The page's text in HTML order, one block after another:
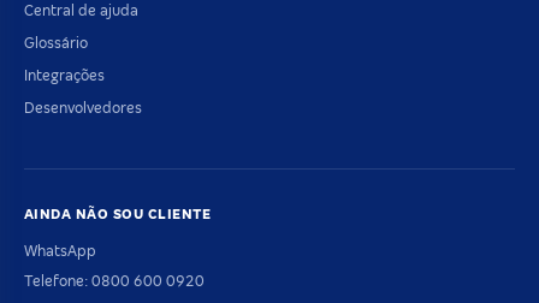
Central de ajuda
Glossário
Integrações
Desenvolvedores
AINDA NÃO SOU CLIENTE
WhatsApp
Telefone: 0800 600 0920